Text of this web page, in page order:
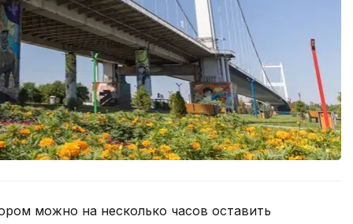
можно на несколько часов оставить